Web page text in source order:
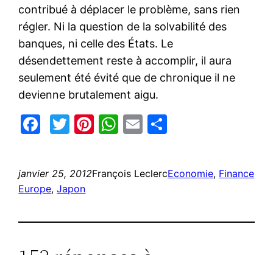
contribué à déplacer le problème, sans rien
régler. Ni la question de la solvabilité des
banques, ni celle des États. Le
désendettement reste à accomplir, il aura
seulement été évité que de chronique il ne
devienne brutalement aigu.
Facebook
Twitter
Pinterest
WhatsApp
Email
janvier 25, 2012François LeclercEconomie, Finance
Europe, Japon